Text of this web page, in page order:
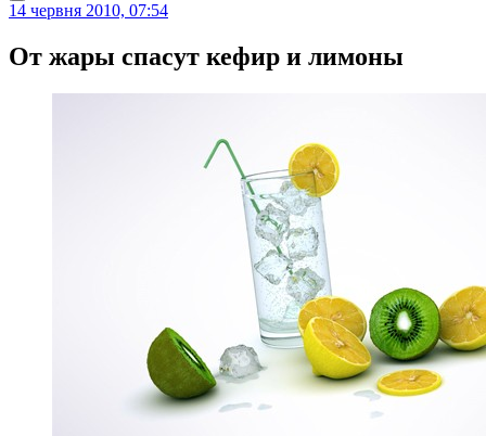
14 червня 2010, 07:54
От жары спасут кефир и лимоны